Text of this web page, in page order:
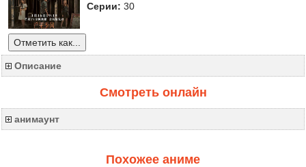
Серии: 30
Отметить как...
Описание
Смотреть онлайн
анимаунт
Похожее аниме